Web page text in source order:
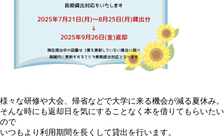
様々な研修や大会、帰省などで大学に来る機会が減る夏休み。
そんな時にも返却日を気にすることなく本を借りてもらいたい
ので
いつもより利用期間を長くして貸出を行います。